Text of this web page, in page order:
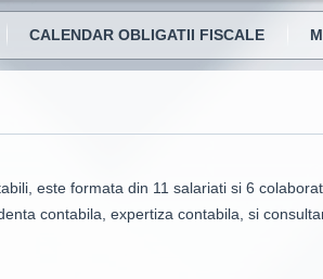
CALENDAR OBLIGATII FISCALE
este formata din 11 salariati si 6
contabila, expertiza contabila, si